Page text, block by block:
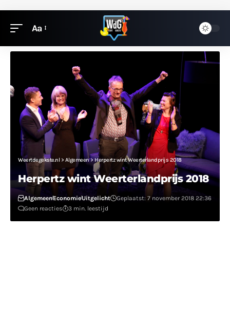
Aa
Weertdegekste.nl> Algemeen>Herpertz wint Weerterlandprijs 2018
Herpertz wint Weerterlandprijs 2018
AlgemeenEconomieUitgelicht
Geplaatst: 7 november 2018 22:36
Geen reacties
3 min. leestijd